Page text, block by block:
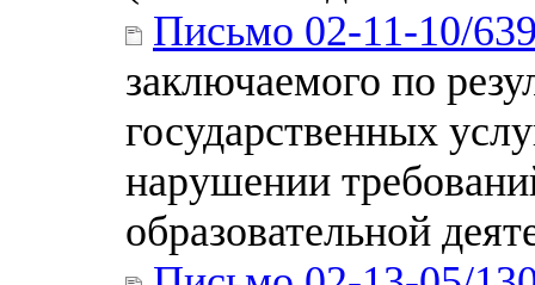
Письмо 02-11-10/
заключаемого по
государственных
нарушении
образовательной